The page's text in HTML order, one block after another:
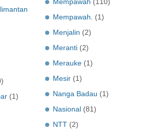
(1)
Mempawah.
(1)
Menjalin (2)
Meranti (2)
Merauke (1)
Mesir (1)
Nanga Badau (1)
Nasional (81)
NTT (2)